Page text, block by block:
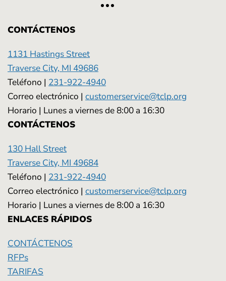
CONTÁCTENOS
1131 Hastings Street
Traverse City, MI 49686
Teléfono | 231-922-4940
Correo electrónico | customerservice@tclp.org
Horario | Lunes a viernes de 8:00 a 16:30
CONTÁCTENOS
130 Hall Street
Traverse City, MI 49684
Teléfono | 231-922-4940
Correo electrónico | customerservice@tclp.org
Horario | Lunes a viernes de 8:00 a 16:30
ENLACES RÁPIDOS
CONTÁCTENOS
RFPs
TARIFAS